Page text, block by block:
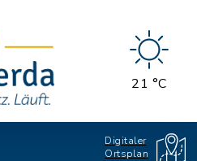
21 °C
Digitaler
Ortsplan